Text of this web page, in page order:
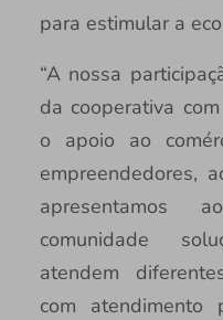
para estimular a
“A nossa
da cooperativa
o apoio ao
empreendedores,
apresentamos
comunidade
atendem
com atendimento